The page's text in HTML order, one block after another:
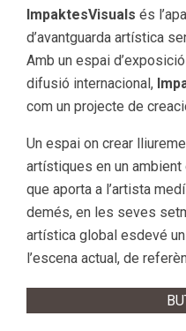
ImpaktesVisuals és
d’avantguarda artística
Amb un espai
difusió internacional,
com un projecte de
Un espai on crear
artístiques en un
que aporta a l’artista
demés, en les seves
artística global esdevé
l’escena actual, de